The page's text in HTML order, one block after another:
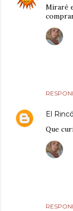
Miraré
El
Que